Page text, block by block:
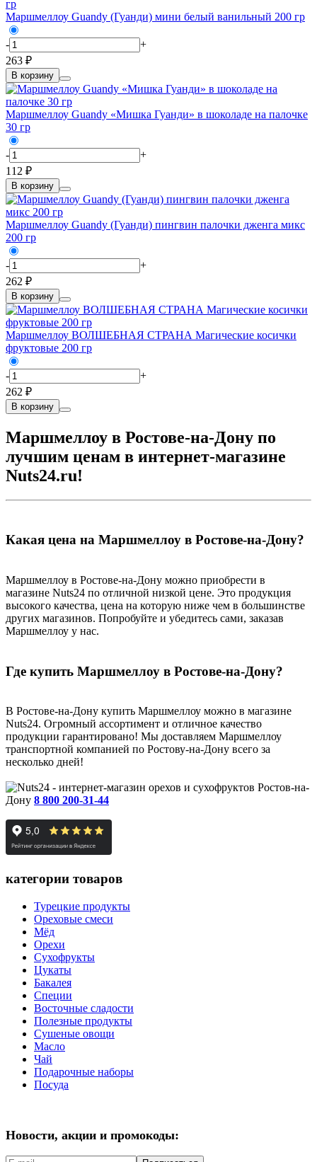
Маршмеллоу Guandy (Гуанди) мини белый ванильный 200 гр
-
+
263 ₽
В корзину
Маршмеллоу Guandy «Мишка Гуанди» в шоколаде на палочке
30 гр
-
+
112 ₽
В корзину
Маршмеллоу Guandy (Гуанди) пингвин палочки дженга микс
200 гр
-
+
262 ₽
В корзину
Маршмеллоу ВОЛШЕБНАЯ СТРАНА Магические косички
фруктовые 200 гр
-
+
262 ₽
В корзину
Маршмеллоу в Ростове-на-Дону по
лучшим ценам в интернет-магазине
Nuts24.ru!
Какая цена на Маршмеллоу в Ростове-на-Дону?
Маршмеллоу в Ростове-на-Дону можно приобрести в
магазине Nuts24 по отличной низкой цене. Это продукция
высокого качества, цена на которую ниже чем в большинстве
других магазинов. Попробуйте и убедитесь сами, заказав
Маршмеллоу у нас.
Где купить Маршмеллоу в Ростове-на-Дону?
В Ростове-на-Дону купить Маршмеллоу можно в магазине
Nuts24. Огромный ассортимент и отличное качество
продукции гарантировано! Мы доставляем Маршмеллоу
транспортной компанией по Ростову-на-Дону всего за
несколько дней!
Ростов-на-
Дону 8 800 200-31-44
категории товаров
Турецкие продукты
Ореховые смеси
Мёд
Орехи
Сухофрукты
Цукаты
Бакалея
Специи
Восточные сладости
Полезные продукты
Сушеные овощи
Масло
Чай
Подарочные наборы
Посуда
Новости, акции и промокоды: